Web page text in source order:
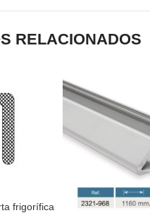
RELACIONADOS
frigorífica